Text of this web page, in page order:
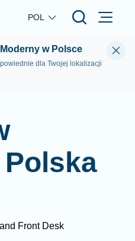
Skip to main content
POL
w Polsce
dla Twojej lokalizacji